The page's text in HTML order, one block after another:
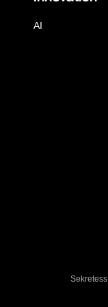
AI
Sekretess